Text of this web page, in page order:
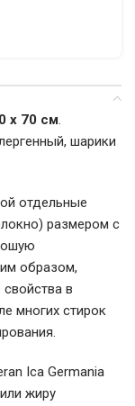
x 70 см.
шарики
отдельные
размером с
образом,
в
многих стирок
Ica Germania
жиру